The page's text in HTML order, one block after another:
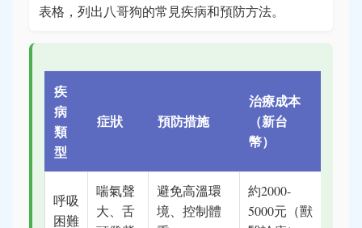
表格，列出八哥狗的常見疾病和預防方法。
疾
病
類
型
症狀 預防措施
治療成本
（新台
幣）
呼吸
困難
喘氣聲
大、舌
避免高溫環
境、控制體
約2000-
5000元（獸